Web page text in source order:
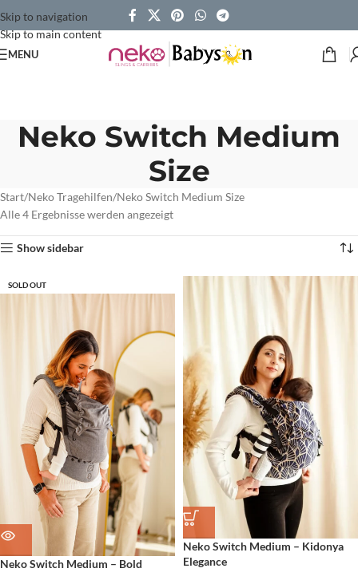
Skip to navigation
Skip to main content
MENU
Neko Switch Medium
Size
Start Neko Tragehilfen Neko Switch Medium Size
Alle 4 Ergebnisse werden angezeigt
Show sidebar
SOLD OUT
Neko Switch Medium – Bold
Neko Switch Medium – Kidonya
Elegance